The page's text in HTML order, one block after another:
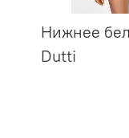
Нижнее
Dutti